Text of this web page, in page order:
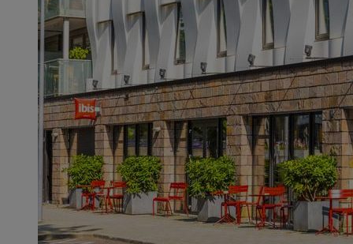
4.1 / 5
ibis Rotterdam Vlaardingen